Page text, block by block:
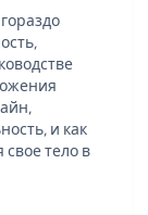
и как
тело в